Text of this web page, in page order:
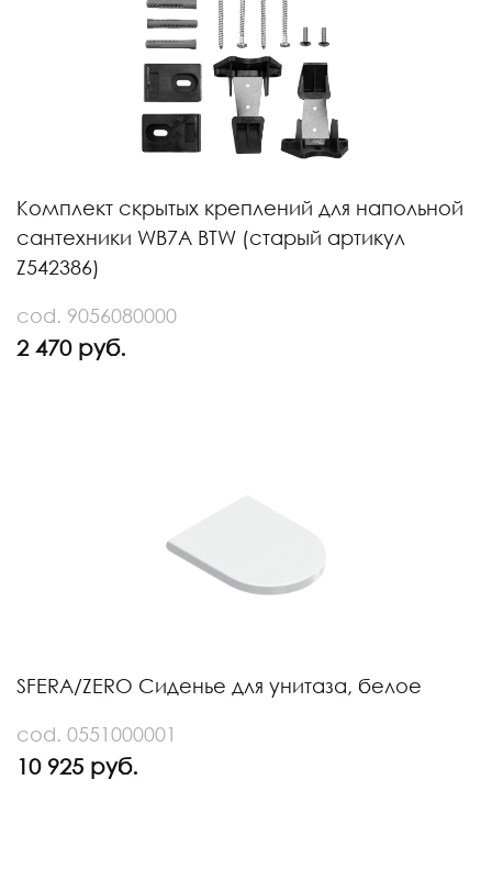
Комплект скрытых креплений для напольной
сантехники WB7A BTW (старый артикул
Z542386)
cod. 9056080000
2 470 руб.
SFERA/ZERO Сиденье для унитаза, белое
cod. 0551000001
10 925 руб.